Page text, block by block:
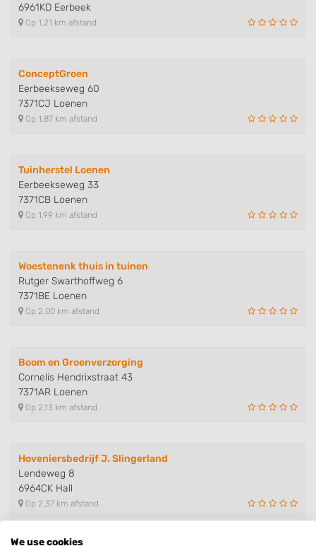
6961KD Eerbeek
Op 1,21 km afstand
ConceptGroen
Eerbeekseweg 60
7371CJ Loenen
Op 1,87 km afstand
Tuinherstel Loenen
Eerbeekseweg 33
7371CB Loenen
Op 1,99 km afstand
Woestenenk thuis in tuinen
Rutger Swarthoffweg 6
7371BE Loenen
Op 2,00 km afstand
Boom en Groenverzorging
Cornelis Hendrixstraat 43
7371AR Loenen
Op 2,13 km afstand
Hoveniersbedrijf J. Slingerland
Lendeweg 8
6964CK Hall
Op 2,37 km afstand
We use cookies